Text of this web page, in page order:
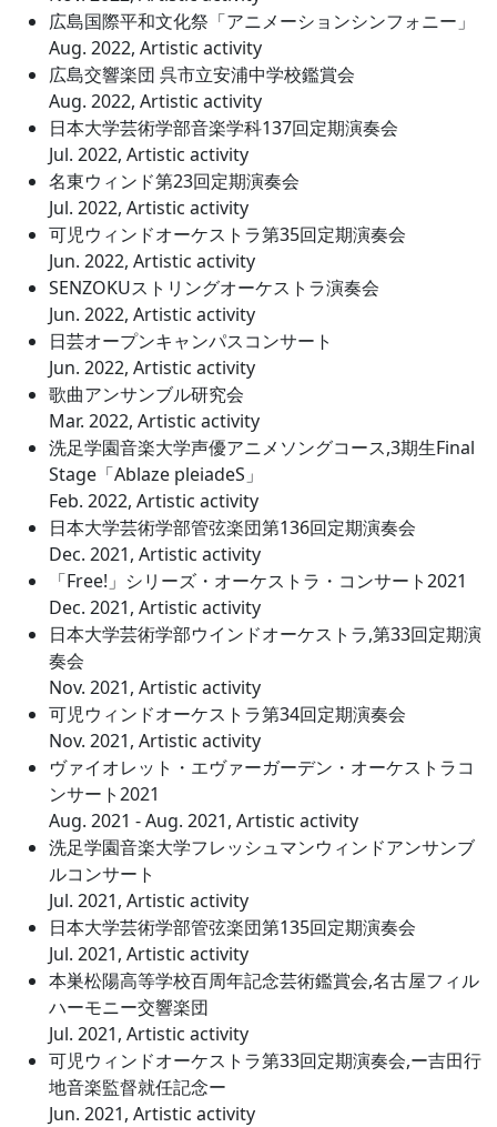
広島国際平和文化祭「アニメーションシンフォニー」
Aug. 2022, Artistic activity
広島交響楽団 呉市立安浦中学校鑑賞会
Aug. 2022, Artistic activity
日本大学芸術学部音楽学科137回定期演奏会
Jul. 2022, Artistic activity
名東ウィンド第23回定期演奏会
Jul. 2022, Artistic activity
可児ウィンドオーケストラ第35回定期演奏会
Jun. 2022, Artistic activity
SENZOKUストリングオーケストラ演奏会
Jun. 2022, Artistic activity
日芸オープンキャンパスコンサート
Jun. 2022, Artistic activity
歌曲アンサンブル研究会
Mar. 2022, Artistic activity
洗足学園音楽大学声優アニメソングコース,3期生Final
Stage「Ablaze pleiadeS」
Feb. 2022, Artistic activity
日本大学芸術学部管弦楽団第136回定期演奏会
Dec. 2021, Artistic activity
「Free!」シリーズ・オーケストラ・コンサート2021
Dec. 2021, Artistic activity
日本大学芸術学部ウインドオーケストラ,第33回定期演
奏会
Nov. 2021, Artistic activity
可児ウィンドオーケストラ第34回定期演奏会
Nov. 2021, Artistic activity
ヴァイオレット・エヴァーガーデン・オーケストラコ
ンサート2021
Aug. 2021 - Aug. 2021, Artistic activity
洗足学園音楽大学フレッシュマンウィンドアンサンブ
ルコンサート
Jul. 2021, Artistic activity
日本大学芸術学部管弦楽団第135回定期演奏会
Jul. 2021, Artistic activity
本巣松陽高等学校百周年記念芸術鑑賞会,名古屋フィル
ハーモニー交響楽団
Jul. 2021, Artistic activity
可児ウィンドオーケストラ第33回定期演奏会,ー吉田行
地音楽監督就任記念ー
Jun. 2021, Artistic activity